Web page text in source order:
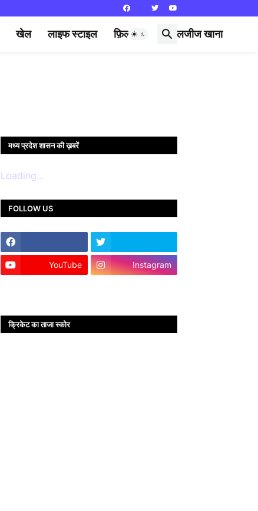
खेल लाइफ स्टाइल फ़िल्मी दुनिया लजीज खाना
मध्य प्रदेश शासन की ख़बरें
Loading...
FOLLOW US
YouTube Instagram
क्रिकेट का ताजा स्कोर